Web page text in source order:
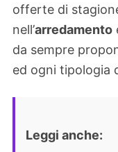
offerte di
nell’arredamento
da sempre
ed ogni tipologia
Leggi anche: